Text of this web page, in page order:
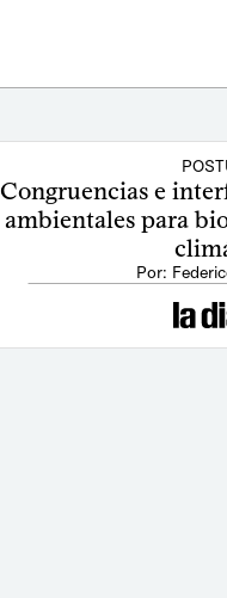
Congruencias e
ambientales para
Por: